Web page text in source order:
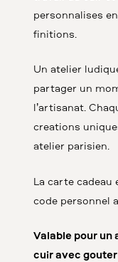
personnalisés
finitions.
Un atelier
partager un
l’artisanat.
créations
atelier parisien.
La carte cadeau
code personnel
Valable pour un
cuir avec goûter